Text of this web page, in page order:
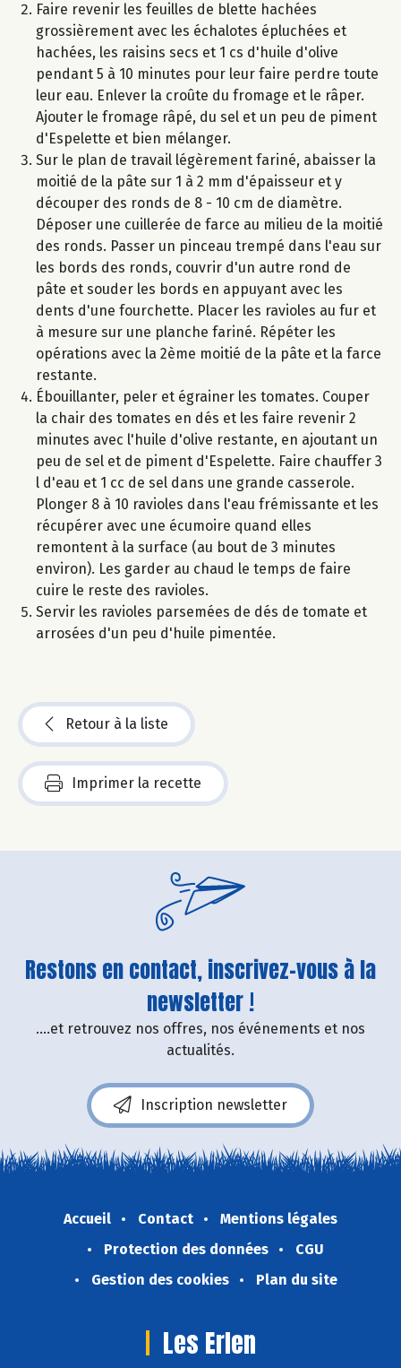
Faire revenir les feuilles de blette hachées
grossièrement avec les échalotes épluchées et
hachées, les raisins secs et 1 cs d'huile d'olive
pendant 5 à 10 minutes pour leur faire perdre toute
leur eau. Enlever la croûte du fromage et le râper.
Ajouter le fromage râpé, du sel et un peu de piment
d'Espelette et bien mélanger.
Sur le plan de travail légèrement fariné, abaisser la
moitié de la pâte sur 1 à 2 mm d'épaisseur et y
découper des ronds de 8 - 10 cm de diamètre.
Déposer une cuillerée de farce au milieu de la moitié
des ronds. Passer un pinceau trempé dans l'eau sur
les bords des ronds, couvrir d'un autre rond de
pâte et souder les bords en appuyant avec les
dents d'une fourchette. Placer les ravioles au fur et
à mesure sur une planche fariné. Répéter les
opérations avec la 2ème moitié de la pâte et la farce
restante.
Ébouillanter, peler et égrainer les tomates. Couper
la chair des tomates en dés et les faire revenir 2
minutes avec l'huile d'olive restante, en ajoutant un
peu de sel et de piment d'Espelette. Faire chauffer 3
l d'eau et 1 cc de sel dans une grande casserole.
Plonger 8 à 10 ravioles dans l'eau frémissante et les
récupérer avec une écumoire quand elles
remontent à la surface (au bout de 3 minutes
environ). Les garder au chaud le temps de faire
cuire le reste des ravioles.
Servir les ravioles parsemées de dés de tomate et
arrosées d'un peu d'huile pimentée.
Retour à la liste
Imprimer la recette
Restons en contact, inscrivez-vous à la
newsletter !
....et retrouvez nos offres, nos événements et nos
actualités.
Inscription newsletter
Accueil Contact
Mentions légales
Protection des données
CGU
Gestion des cookies
Plan du site
Les Erlen